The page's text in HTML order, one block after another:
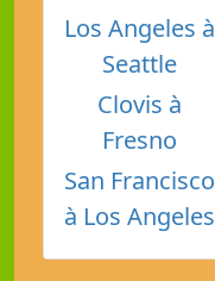
Los Angeles à
Seattle
Clovis à
Fresno
San Francisco
à Los Angeles